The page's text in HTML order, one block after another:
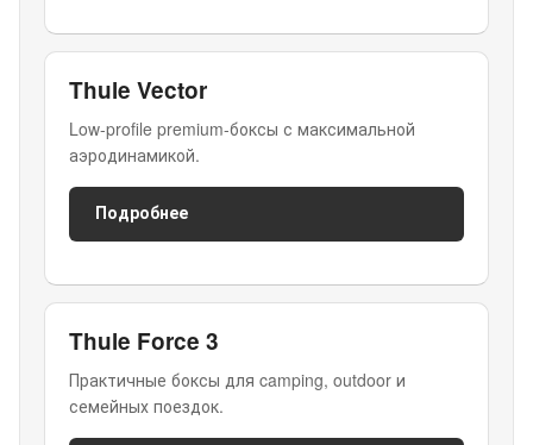
Thule Vector
Low-profile premium-боксы с максимальной
аэродинамикой.
Подробнее
Thule Force 3
Практичные боксы для camping, outdoor и
семейных поездок.